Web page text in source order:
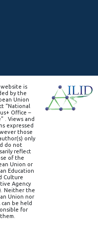
website is
by the
Union
“National
Office –
. Views and
expressed
those
only
do not
reflect
of the
Union or
Education
Culture
Agency
Neither the
Union nor
can be held
for
them.